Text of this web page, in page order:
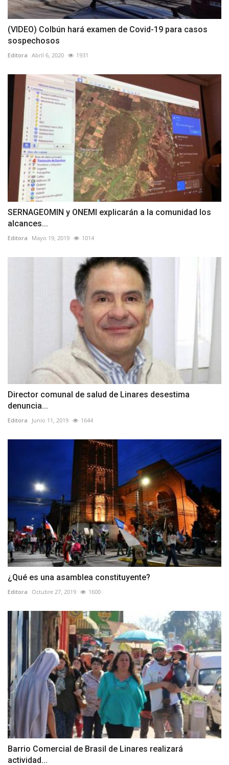
(VIDEO) Colbún hará examen de Covid-19 para casos
sospechosos
Editora Abril 6, 2020 1931
SERNAGEOMIN y ONEMI explicarán a la comunidad los
alcances...
Editora Mayo 19, 2019 1014
Director comunal de salud de Linares desestima
denuncia...
Editora Junio 11, 2019 1644
¿Qué es una asamblea constituyente?
Editora Octubre 27, 2019 1600
Barrio Comercial de Brasil de Linares realizará
actividad...